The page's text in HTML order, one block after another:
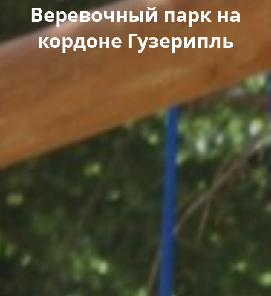
Веревочный парк на
кордоне Гузерипль